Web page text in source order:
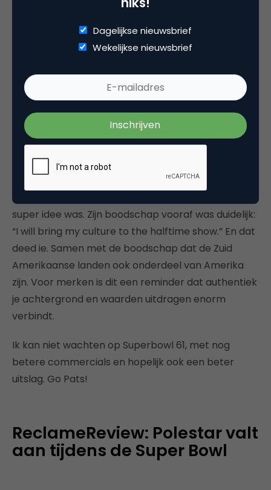
De Dunkin ad sloeg hierin door. Een goed gelukt,
mooi voorbeeld was de Michelob Ultra
Oh, en laten we Bad Bunny niet vergeten! De
halftime show was dit jaar een spektakel op zich.
Met heel veel drama vooraf. Zijn performance was
niet alleen entertainment, maar ook slimme
personal branding. Bad Bunny bewees dat het
meenemen van zijn Spaanstalige Puerto Ricaanse
cultuur naar het grootste podium ter wereld een
super idee was. Zijn boodschap vooraf was duidelijk:
“I will bring my culture to the halftime show.” En dat
deed ie. Samen met de boodschap dat de Zuid
Amerikaanse landen ook onderdeel van Amerika
zijn. Voor merken is dit een reminder dat authentiek
je achtergrond en waarden uitdragen enorm
verbindt.
Ik kan niet wachten op Superbowl 61, met nog
betere commercials en hopelijk ook een beter
uitslag. Go Pats!
ReclameReview: Polestar valt
aan tijdens de Super Bowl
Dagelijkse nieuwsbrief
Wekelijkse nieuwsbrief